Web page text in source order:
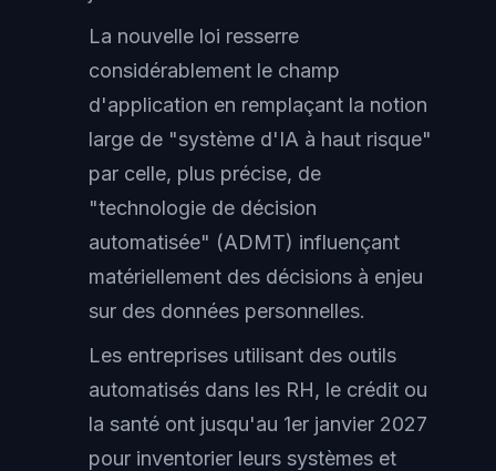
La nouvelle loi resserre
considérablement le champ
d'application en remplaçant la notion
large de "système d'IA à haut risque"
par celle, plus précise, de
"technologie de décision
automatisée" (ADMT) influençant
matériellement des décisions à enjeu
sur des données personnelles.
Les entreprises utilisant des outils
automatisés dans les RH, le crédit ou
la santé ont jusqu'au 1er janvier 2027
pour inventorier leurs systèmes et